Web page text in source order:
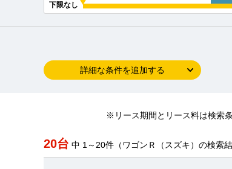
下限なし
詳細な条件を追加する
※リース期間とリース料は検索
20台 中 1～20件（ワゴンＲ（スズキ）の検索結